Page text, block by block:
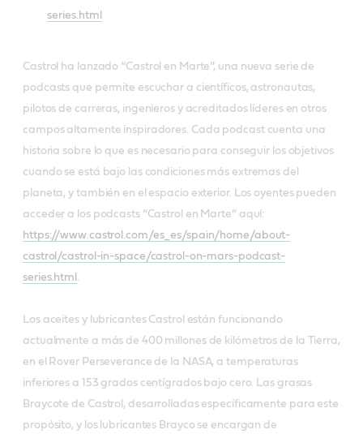
series.html
Castrol ha lanzado “Castrol en Marte”, una nueva serie de
podcasts que permite escuchar a científicos, astronautas,
pilotos de carreras, ingenieros y acreditados líderes en otros
campos altamente inspiradores. Cada podcast cuenta una
historia sobre lo que es necesario para conseguir los objetivos
cuando se está bajo las condiciones más extremas del
planeta, y también en el espacio exterior. Los oyentes pueden
acceder a los podcasts “Castrol en Marte” aquí:
https://www.castrol.com/es_es/spain/home/about-
castrol/castrol-in-space/castrol-on-mars-podcast-
series.html .
Los aceites y lubricantes Castrol están funcionando
actualmente a más de 400 millones de kilómetros de la Tierra,
en el Rover Perseverance de la NASA, a temperaturas
inferiores a 153 grados centígrados bajo cero. Las grasas
Braycote de Castrol, desarrolladas específicamente para este
propósito, y los lubricantes Brayco se encargan de